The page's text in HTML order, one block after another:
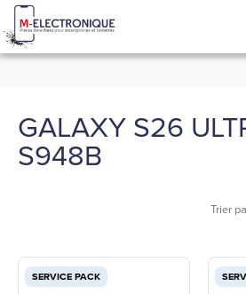
GALAXY S26
S948B
Trier
SERVICE PACK